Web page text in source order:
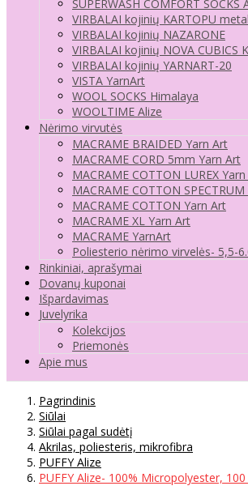
SUPERWASH COMFORT SOCKS
VIRBALAI kojinių KARTOPU
VIRBALAI kojinių NAZARONE
VIRBALAI kojinių NOVA CUBICS
VIRBALAI kojinių YARNART-20
VISTA YarnArt
WOOL SOCKS Himalaya
WOOLTIME Alize
Nėrimo virvutės
MACRAME BRAIDED Yarn Art
MACRAME CORD 5mm Yarn Art
MACRAME COTTON LUREX
MACRAME COTTON
MACRAME COTTON Yarn Art
MACRAME XL Yarn Art
MACRAME YarnArt
Poliesterio nėrimo virvelės- 5,5-
Rinkiniai, aprašymai
Dovanų kuponai
Išpardavimas
Juvelyrika
Kolekcijos
Priemonės
Apie mus
Pagrindinis
Siūlai
Siūlai pagal sudėtį
Akrilas, poliesteris, mikrofibra
PUFFY Alize
PUFFY Alize- 100% Micropolyester,